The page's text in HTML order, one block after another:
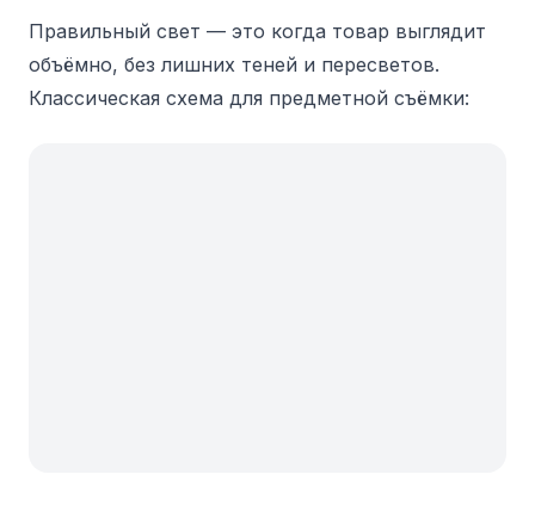
Правильный свет — это когда товар выглядит
объёмно, без лишних теней и пересветов.
Классическая схема для предметной съёмки: